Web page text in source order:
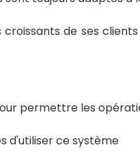
de ses
permettre les
d'utiliser ce système